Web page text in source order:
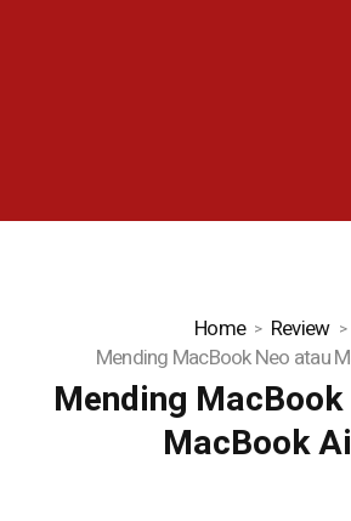
Home
Review
Mending MacBook Neo atau
Mending
MacBook